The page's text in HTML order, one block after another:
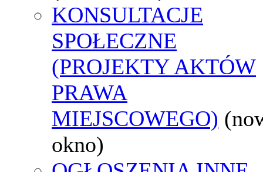
KONSULTACJE
SPOŁECZNE
(PROJEKTY AKTÓW
PRAWA
MIEJSCOWEGO)
okno)